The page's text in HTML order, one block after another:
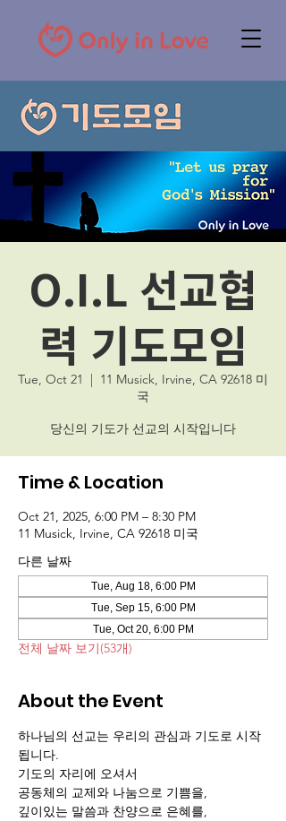
O.I.L 선교협
력 기도모임
Tue, Oct 21
  |
11 Musick, Irvine, CA 92618 미
국
당신의 기도가 선교의 시작입니다
Time & Location
Oct 21, 2025, 6:00 PM – 8:30 PM
11 Musick, Irvine, CA 92618 미국
다른 날짜
Tue, Aug 18, 6:00 PM
Tue, Sep 15, 6:00 PM
Tue, Oct 20, 6:00 PM
전체 날짜 보기(53개)
About the Event
하나님의 선교는 우리의 관심과 기도로 시작
됩니다.
기도의 자리에 오셔서
공동체의 교제와 나눔으로 기쁨을,
깊이있는 말씀과 찬양으로 은혜를,